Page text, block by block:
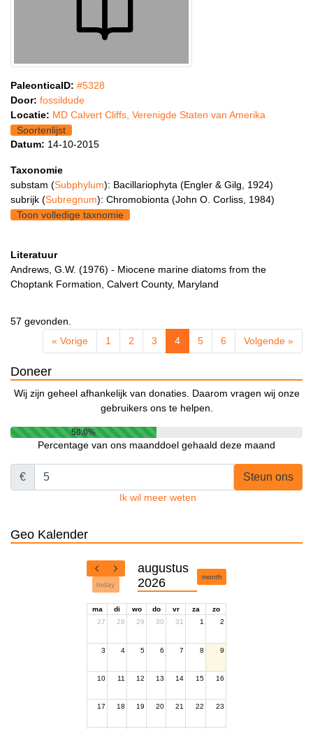
PaleonticaID: #5328
Door: fossildude
Locatie: MD Calvert Cliffs, Verenigde Staten van Amerika
Soortenlijst
Datum: 14-10-2015
Taxonomie
substam (Subphylum): Bacillariophyta (Engler & Gilg, 1924)
subrijk (Subregnum): Chromobionta (John O. Corliss, 1984)
Toon volledige taxnomie
Literatuur
Andrews, G.W. (1976) - Miocene marine diatoms from the
Choptank Formation, Calvert County, Maryland
57 gevonden.
« Vorige
1 2 3 4 5 6 Volgende »
Doneer
Wij zijn geheel afhankelijk van donaties. Daarom vragen wij onze
gebruikers ons te helpen.
50.0%
Percentage van ons maanddoel gehaald deze maand
€ Steun ons
Ik wil meer weten
Geo Kalender
today
augustus
2026
month
ma di wo do vr za
zo
27
28 29 30 31 1 2
3 4 5 6 7 8 9
10 11 12 13 14 15 16
17 18 19 20 21 22 23